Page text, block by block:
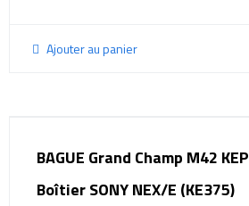
Ajouter au panier
BAGUE Grand Champ M42
Boîtier SONY NEX/E (KE375)